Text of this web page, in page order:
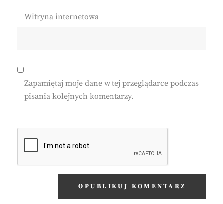
Witryna internetowa
Zapamiętaj moje dane w tej przeglądarce podczas
pisania kolejnych komentarzy.